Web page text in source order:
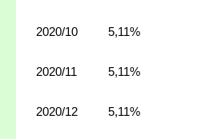
2020/10 5,11%
2020/11 5,11%
2020/12 5,11%